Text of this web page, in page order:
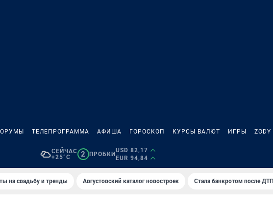
ТЕЛЕПРОГРАММА АФИША ГОРОСКОП КУРСЫ ВАЛЮТ ИГРЫ ZODY
СЕЙЧАС
+25°C
2 ПРОБКИ
USD 82,17
EUR 94,84
на свадьбу и тренды Августовский каталог новостроек Стала банкротом после ДТП